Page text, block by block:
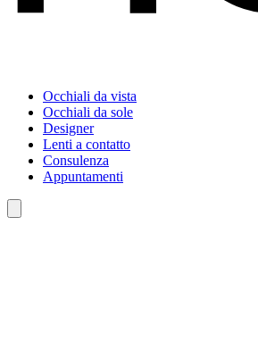
Occhiali da vista
Occhiali da sole
Designer
Lenti a contatto
Consulenza
Appuntamenti